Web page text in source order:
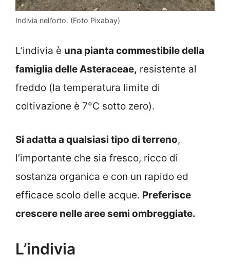
Indivia nell’orto. (Foto Pixabay)
L’indivia è una pianta commestibile della
famiglia delle Asteraceae, resistente al
freddo (la temperatura limite di
coltivazione è 7°C sotto zero).
Si adatta a qualsiasi tipo di terreno,
l’importante che sia fresco, ricco di
sostanza organica e con un rapido ed
efficace scolo delle acque. Preferisce
crescere nelle aree semi ombreggiate.
L’indivia